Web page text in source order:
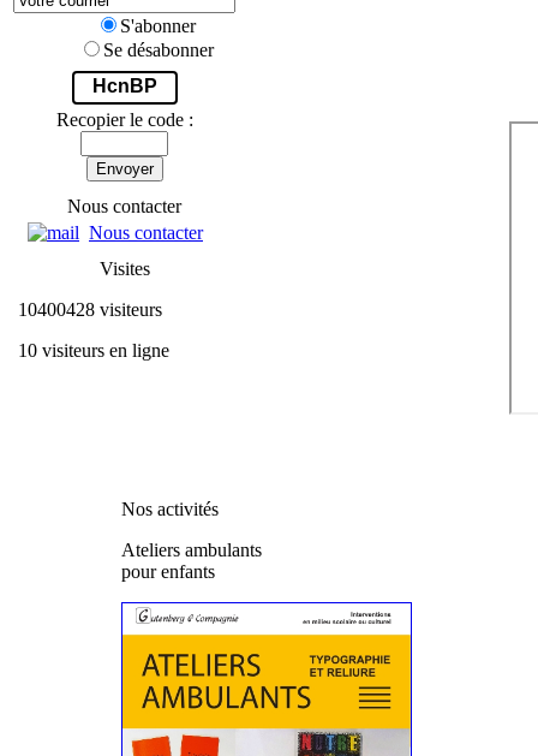
S'abonner
Se désabonner
HcnBP
Recopier le code :
Envoyer
Nous contacter
Nous contacter
Visites
10400428 visiteurs
10 visiteurs en ligne
Nos activités
Ateliers ambulants
pour enfants